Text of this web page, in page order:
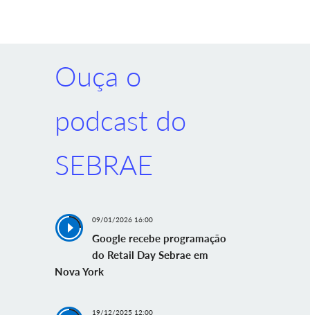
Ouça o
podcast do
SEBRAE
09/01/2026 16:00
Google recebe programação
do Retail Day Sebrae em
Nova York
19/12/2025 12:00